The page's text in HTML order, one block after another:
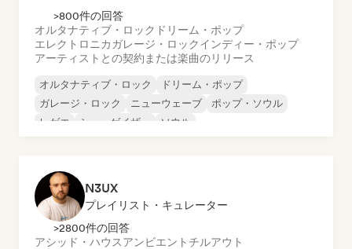
>800件の回答
オルタナティブ・ロック ドリーム・ポップ
エレクトロニカガレージ・ロックインディー・ポップ
アーティストとの契約または楽曲のリリース
オルタナティブ・ロック
ドリーム・ポップ
ガレージ・ロック
ニューウェーブ
ポップ・ソウル
レゲエ
シューゲイザー ソウル
N3UX
プレイリスト・キュレーター
>2800件の回答
アシッド・ハウスアンビエント チルアウト